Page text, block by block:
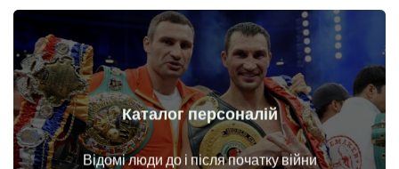
Каталог персоналій
Відомі люди до і після початку війни
Особи до і після початку війни
Докладніше